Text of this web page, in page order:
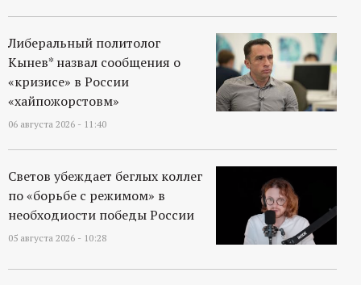
Либеральный политолог
Кынев* назвал сообщения о
«кризисе» в России
«хайпожорстовм»
06 августа 2026 - 11:40
Светов убеждает беглых коллег
по «борьбе с режимом» в
необходиости победы России
05 августа 2026 - 10:28